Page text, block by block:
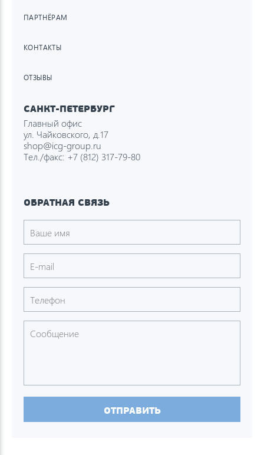
ПАРТНЁРАМ
КОНТАКТЫ
ОТЗЫВЫ
САНКТ-ПЕТЕРБУРГ
Главный офис
ул. Чайковского, д.17
shop@icg-group.ru
Тел./факс: +7 (812) 317-79-80
ОБРАТНАЯ СВЯЗЬ
ОТПРАВИТЬ